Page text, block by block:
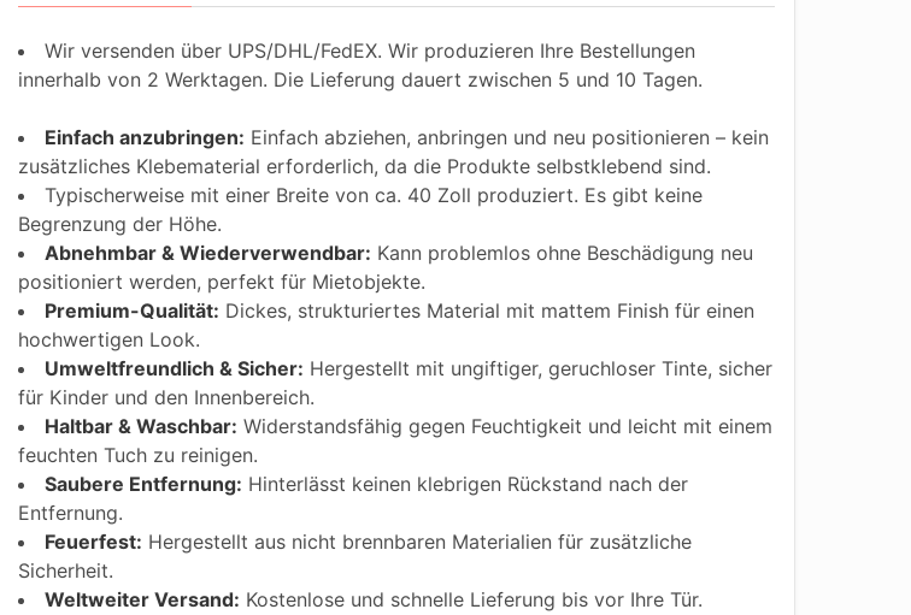
Wir versenden über UPS/DHL/FedEX. Wir produzieren Ihre Bestellungen
innerhalb von 2 Werktagen. Die Lieferung dauert zwischen 5 und 10 Tagen.
Einfach anzubringen: Einfach abziehen, anbringen und neu positionieren – kein
zusätzliches Klebematerial erforderlich, da die Produkte selbstklebend sind.
Typischerweise mit einer Breite von ca. 40 Zoll produziert. Es gibt keine
Begrenzung der Höhe.
Abnehmbar & Wiederverwendbar: Kann problemlos ohne Beschädigung neu
positioniert werden, perfekt für Mietobjekte.
Premium-Qualität: Dickes, strukturiertes Material mit mattem Finish für einen
hochwertigen Look.
Umweltfreundlich & Sicher: Hergestellt mit ungiftiger, geruchloser Tinte, sicher
für Kinder und den Innenbereich.
Haltbar & Waschbar: Widerstandsfähig gegen Feuchtigkeit und leicht mit einem
feuchten Tuch zu reinigen.
Saubere Entfernung: Hinterlässt keinen klebrigen Rückstand nach der
Entfernung.
Feuerfest: Hergestellt aus nicht brennbaren Materialien für zusätzliche
Sicherheit.
Weltweiter Versand: Kostenlose und schnelle Lieferung bis vor Ihre Tür.